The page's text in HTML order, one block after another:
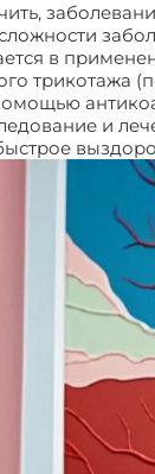
в
трикотажа
и